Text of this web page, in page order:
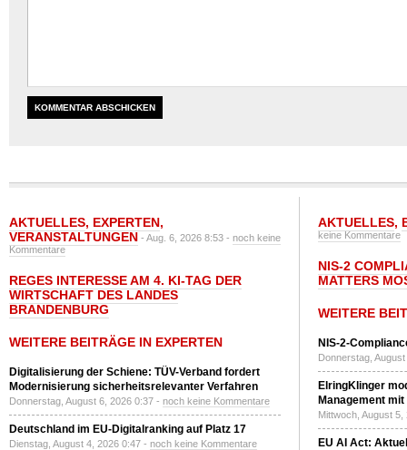
AKTUELLES, EXPERTEN,
VERANSTALTUNGEN - Aug. 6, 2026 8:53 - noch keine
Kommentare
REGES INTERESSE AM 4. KI-TAG DER
WIRTSCHAFT DES LANDES
BRANDENBURG
WEITERE BEITRÄGE IN EXPERTEN
Digitalisierung der Schiene: TÜV-Verband fordert
Modernisierung sicherheitsrelevanter Verfahren
Donnerstag, August 6, 2026 0:37 - noch keine Kommentare
Deutschland im EU-Digitalranking auf Platz 17
Dienstag, August 4, 2026 0:47 - noch keine Kommentare
AKTUELLES,
keine Kommentare
NIS-2
MATTERS
WEITERE
NIS-2-
Donnerstag,
ElringKlinger
Management
Mittwoch, August
EU AI Act: